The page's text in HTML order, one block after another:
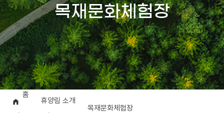
목재문화체험장
홈
휴양림 소개
목재문화체험장